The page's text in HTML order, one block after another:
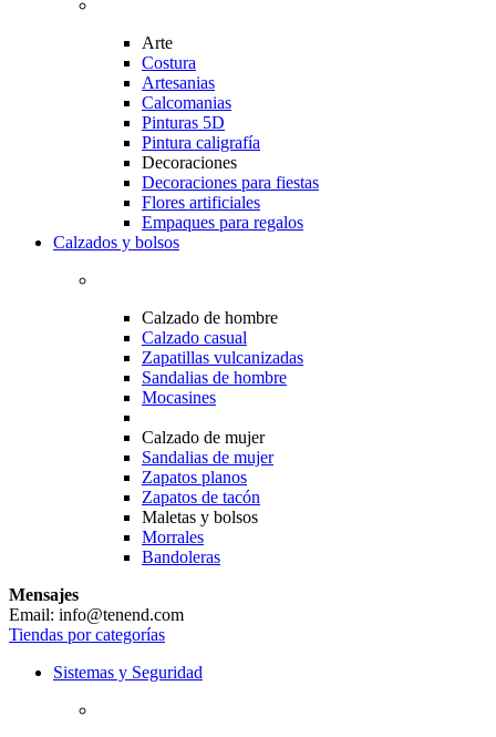
Arte
Costura
Artesanias
Calcomanias
Pinturas 5D
Pintura caligrafía
Decoraciones
Decoraciones para fiestas
Flores artificiales
Empaques para regalos
Calzados y bolsos
Calzado de hombre
Calzado casual
Zapatillas vulcanizadas
Sandalias de hombre
Mocasines
Calzado de mujer
Sandalias de mujer
Zapatos planos
Zapatos de tacón
Maletas y bolsos
Morrales
Bandoleras
Mensajes
Email: info@tenend.com
Tiendas por categorías
Sistemas y Seguridad